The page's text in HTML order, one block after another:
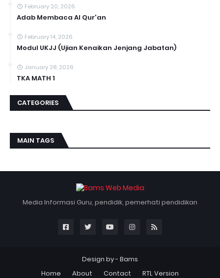
February 20, 2026
Adab Membaca Al Qur'an
February 14, 2026
Modul UKJJ (Ujian Kenaikan Jenjang Jabatan)
January 28, 2026
TKA MATH 1
CATEGORIES
MAIN TAGS
Media Informasi Guru, pendidik, pemerhati pendidikan
Design by - Bams
Home
About Contact RTL Version